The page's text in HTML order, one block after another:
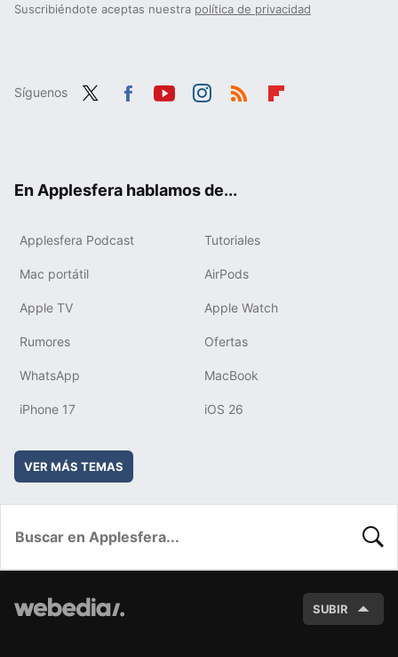
Suscribiéndote aceptas nuestra política de privacidad
Síguenos
En Applesfera hablamos de...
Applesfera Podcast Tutoriales
Mac portátil AirPods
Apple TV Apple Watch
Rumores Ofertas
WhatsApp MacBook
iPhone 17 iOS 26
VER MÁS TEMAS
SUBIR